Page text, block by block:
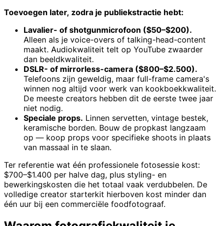
Toevoegen later, zodra je publiekstractie hebt:
Lavalier- of shotgunmicrofoon ($50–$200).
Alleen als je voice-overs of talking-head-content
maakt. Audiokwaliteit telt op YouTube zwaarder
dan beeldkwaliteit.
DSLR- of mirrorless-camera ($800–$2.500).
Telefoons zijn geweldig, maar full-frame camera's
winnen nog altijd voor werk van kookboekkwaliteit.
De meeste creators hebben dit de eerste twee jaar
niet nodig.
Speciale props. Linnen servetten, vintage bestek,
keramische borden. Bouw de propkast langzaam
op — koop props voor specifieke shoots in plaats
van massaal in te slaan.
Ter referentie wat één professionele fotosessie kost:
$700–$1.400 per halve dag, plus styling- en
bewerkingskosten die het totaal vaak verdubbelen. De
volledige creator starterkit hierboven kost minder dan
één uur bij een commerciële foodfotograaf.